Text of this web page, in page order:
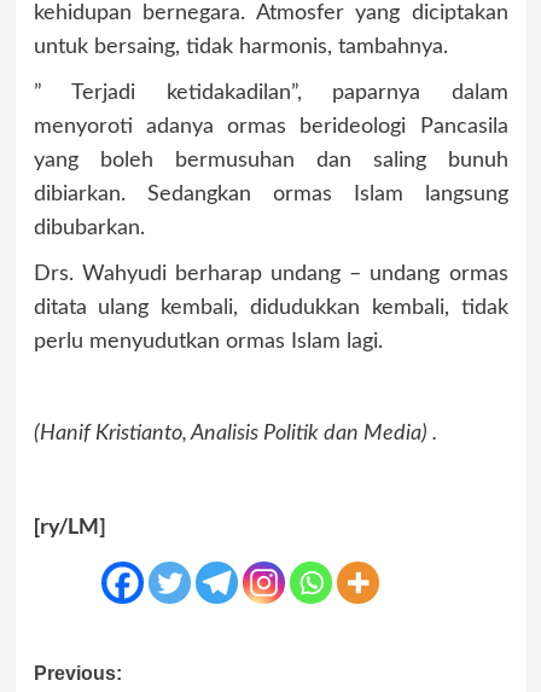
kehidupan bernegara. Atmosfer yang diciptakan
untuk bersaing, tidak harmonis, tambahnya.
” Terjadi ketidakadilan”, paparnya dalam
menyoroti adanya ormas berideologi Pancasila
yang boleh bermusuhan dan saling bunuh
dibiarkan. Sedangkan ormas Islam langsung
dibubarkan.
Drs. Wahyudi berharap undang – undang ormas
ditata ulang kembali, didudukkan kembali, tidak
perlu menyudutkan ormas Islam lagi.
(Hanif Kristianto, Analisis Politik dan Media) .
[ry/LM]
Post
Previous: